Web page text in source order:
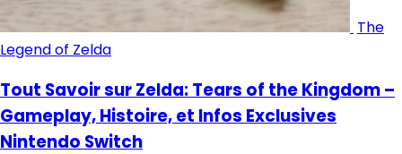
The
Legend of Zelda
Tout Savoir sur Zelda: Tears of the Kingdom –
Gameplay, Histoire, et Infos Exclusives
Nintendo Switch